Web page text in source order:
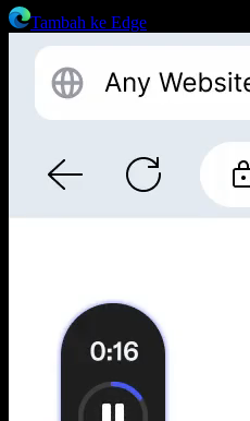
Tambah ke Edge